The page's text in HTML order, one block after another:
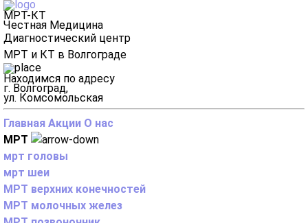
МРТ-КТ
Честная Медицина
Диагностический центр
МРТ и КТ в Волгограде
Находимся по адресу
г. Волгоград,
ул. Комсомольская
Главная Акции О нас
МРТ
мрт головы
мрт шеи
МРТ верхних конечностей
МРТ молочных желез